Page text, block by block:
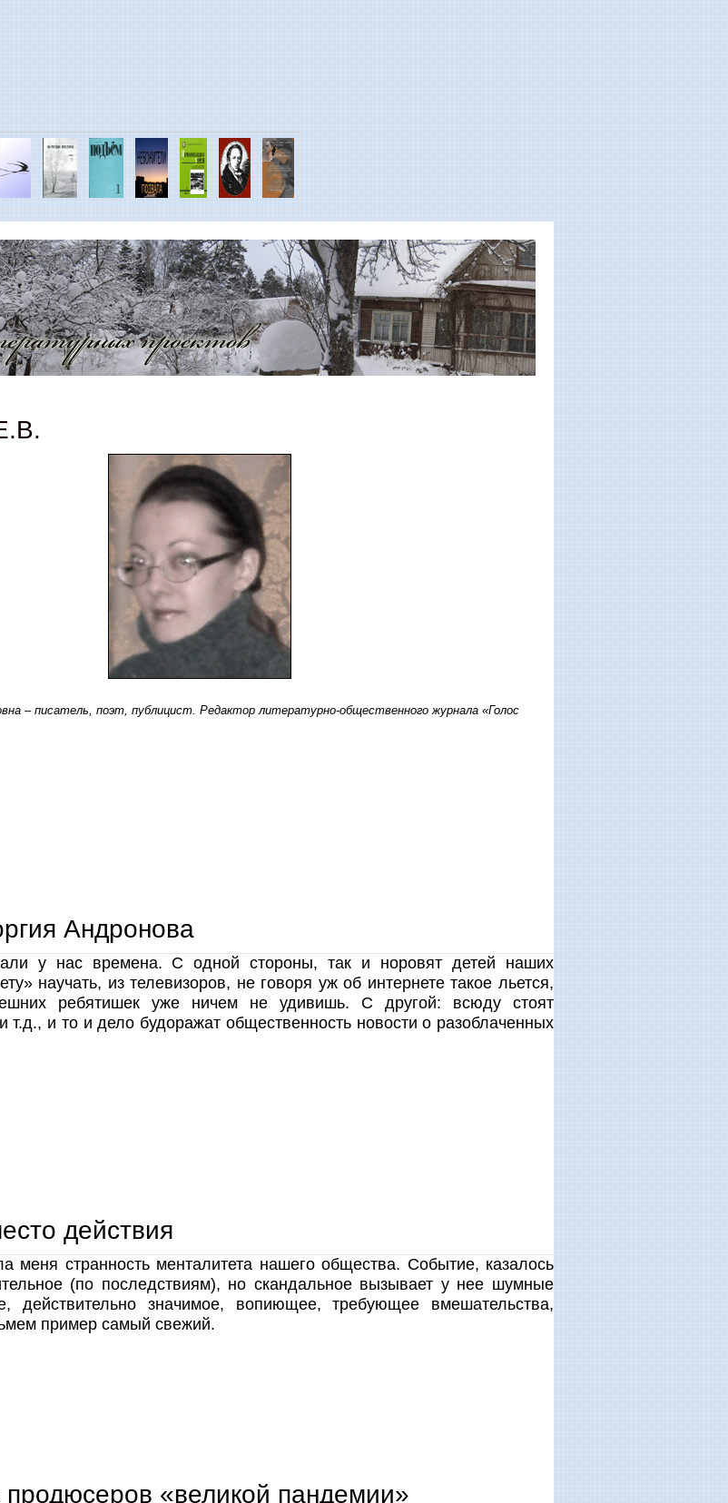
– писатель, поэт, публицист. Редактор литературно-общественного журнала «Голос
Андронова
у нас времена. С одной стороны, так и норовят детей наших
научать, из телевизоров, не говоря уж об интернете такое льется,
ребятишек уже ничем не удивишь. С другой: всюду стоят
и то и дело будоражат общественность новости о разоблаченных
действия
меня странность менталитета нашего общества. Событие, казалось
(по последствиям), но скандальное вызывает у нее шумные
действительно значимое, вопиющее, требующее вмешательства,
пример самый свежий.
«великой пандемии»